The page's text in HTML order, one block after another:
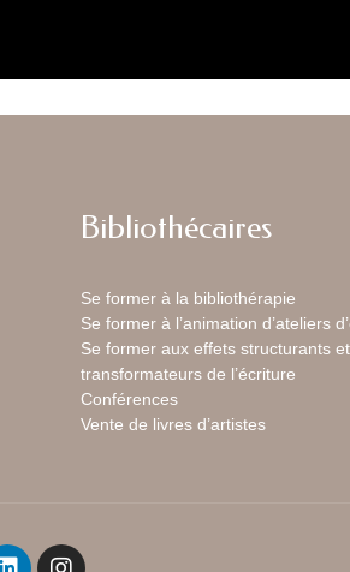
Bibliothécaires
Se former à la bibliothérapie
Se former à l’animation d’ateliers
Se former aux effets structurants et
transformateurs de l’écriture
Conférences
Vente de livres d’artistes